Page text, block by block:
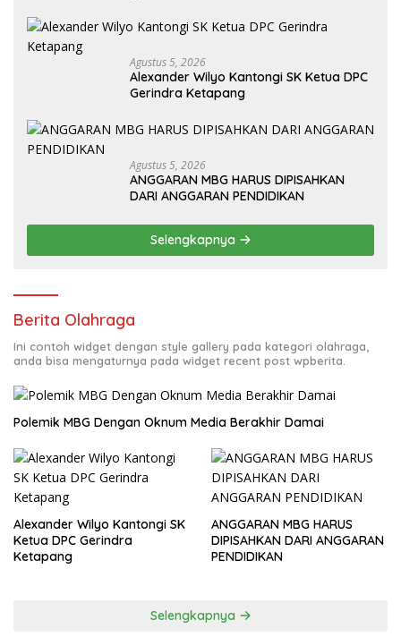
Agustus 5, 2026
Alexander Wilyo Kantongi SK Ketua DPC
Gerindra Ketapang
Agustus 5, 2026
ANGGARAN MBG HARUS DIPISAHKAN
DARI ANGGARAN PENDIDIKAN
Selengkapnya
Berita Olahraga
Ini contoh widget dengan style gallery pada kategori olahraga,
anda bisa mengaturnya pada widget recent post wpberita.
Polemik MBG Dengan Oknum Media Berakhir Damai
Alexander Wilyo Kantongi SK
Ketua DPC Gerindra
Ketapang
ANGGARAN MBG HARUS
DIPISAHKAN DARI ANGGARAN
PENDIDIKAN
Selengkapnya